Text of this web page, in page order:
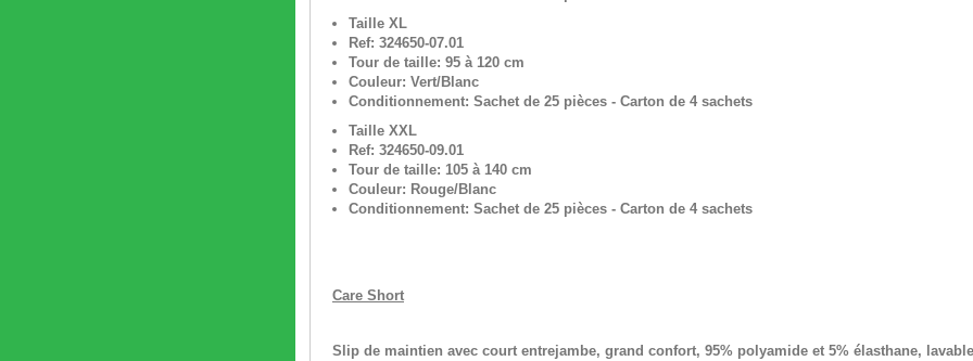
Taille XL
Ref: 324650-07.01
Tour de taille: 95 à 120 cm
Couleur: Vert/Blanc
Conditionnement: Sachet de 25 pièces - Carton de 4 sachets
Taille XXL
Ref: 324650-09.01
Tour de taille: 105 à 140 cm
Couleur: Rouge/Blanc
Conditionnement: Sachet de 25 pièces - Carton de 4 sachets
Care Short
Slip de maintien avec court entrejambe, grand confort, 95% polyamide et 5% élasthane, lavable